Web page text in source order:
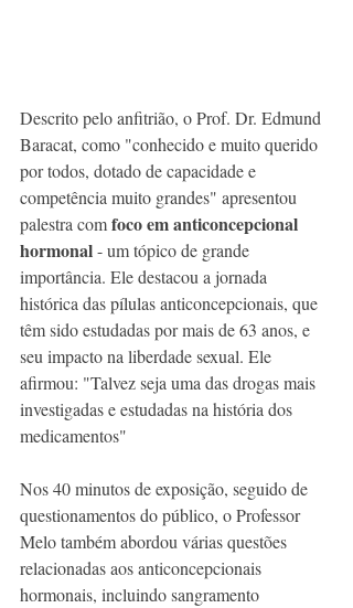
Descrito pelo anfitrião, o Prof. Dr. Edmund
Baracat, como "conhecido e muito querido
por todos, dotado de capacidade e
competência muito grandes" apresentou
palestra com foco em anticoncepcional
hormonal - um tópico de grande
importância. Ele destacou a jornada
histórica das pílulas anticoncepcionais, que
têm sido estudadas por mais de 63 anos, e
seu impacto na liberdade sexual. Ele
afirmou: "Talvez seja uma das drogas mais
investigadas e estudadas na história dos
medicamentos"
Nos 40 minutos de exposição, seguido de
questionamentos do público, o Professor
Melo também abordou várias questões
relacionadas aos anticoncepcionais
hormonais, incluindo sangramento